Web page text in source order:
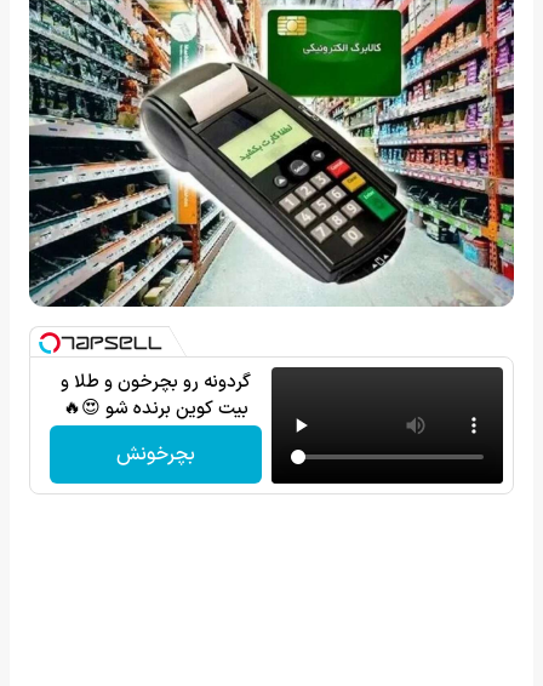
گردونه رو بچرخون و طلا و
بیت کوین برنده شو 😍🔥
بچرخونش